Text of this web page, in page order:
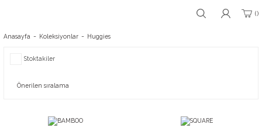
Anasayfa Koleksiyonlar Huggies
Stoktakiler